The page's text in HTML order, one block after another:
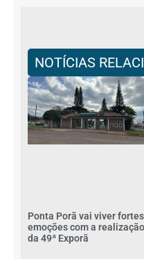
NOTÍCIAS
Ponta Porã vai viver fortes
emoções com a realização
da 49ª Exporã